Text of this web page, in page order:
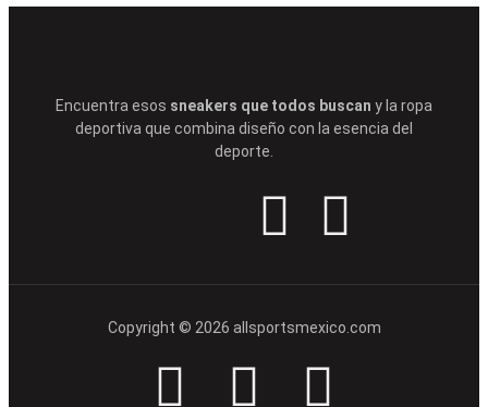
Encuentra esos sneakers que todos buscan y la ropa
deportiva que combina diseño con la esencia del
deporte.
Copyright © 2026 allsportsmexico.com